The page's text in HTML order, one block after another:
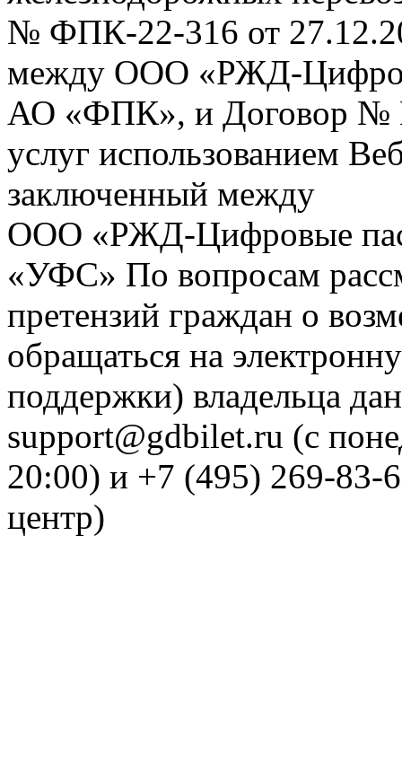
№ ФПК-22-316 от
между ООО «РЖД-
АО «ФПК», и Договор №
услуг использованием
заключенный между
ООО «РЖД-Цифровые
«УФС» По вопросам
претензий граждан о
обращаться на
поддержки) владельца
support@gdbilet.ru (с
20:00) и +7 (495) 269-83-
центр)